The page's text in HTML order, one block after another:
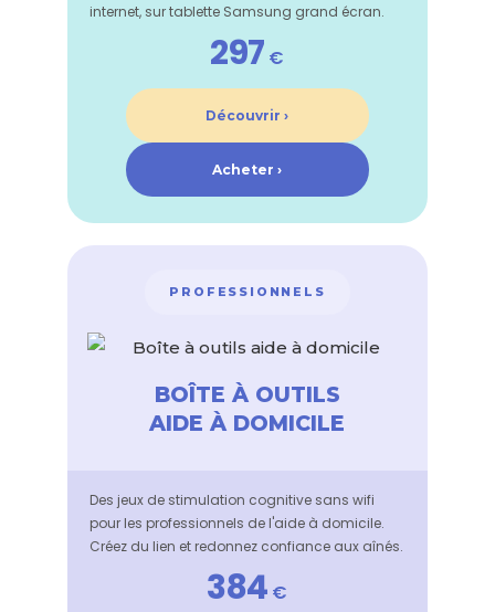
internet, sur tablette Samsung grand écran.
297 €
Découvrir ›
Acheter ›
PROFESSIONNELS
BOÎTE À OUTILS
AIDE À DOMICILE
Des jeux de stimulation cognitive sans wifi
pour les professionnels de l'aide à domicile.
Créez du lien et redonnez confiance aux aînés.
384 €